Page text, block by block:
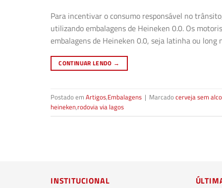
Para incentivar o consumo responsável no
utilizando embalagens de Heineken 0.0. Os
embalagens de Heineken 0.0, seja latinha ou
CONTINUAR LENDO →
Postado em Artigos,Embalagens | Marcadocerveja sem
heineken,rodovia via lagos
INSTITUCIONAL